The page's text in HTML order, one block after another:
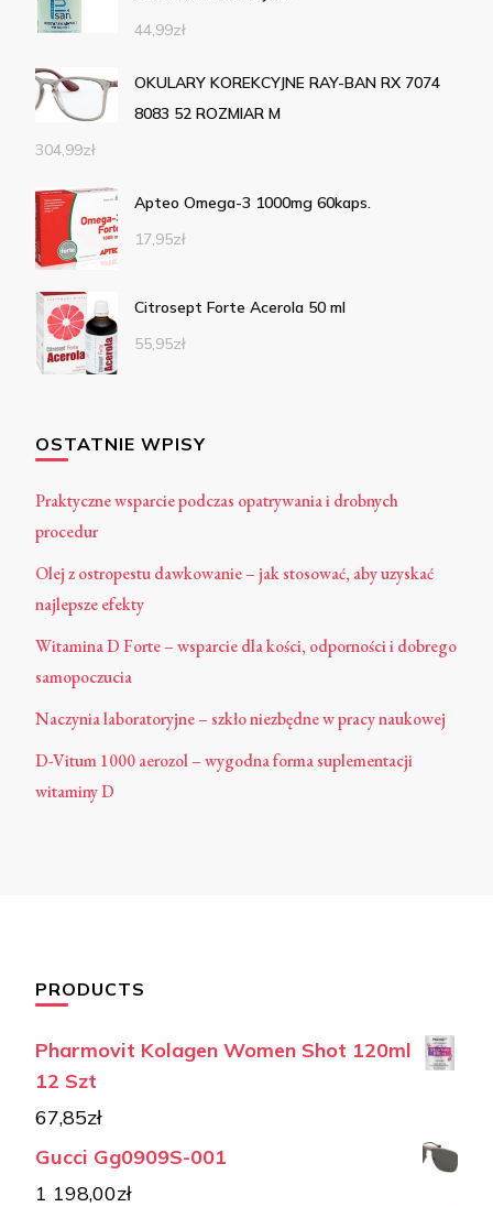
44,99zł
OKULARY KOREKCYJNE RAY-BAN RX 7074
8083 52 ROZMIAR M
304,99zł
Apteo Omega-3 1000mg 60kaps.
17,95zł
Citrosept Forte Acerola 50 ml
55,95zł
OSTATNIE WPISY
Praktyczne wsparcie podczas opatrywania i drobnych
procedur
Olej z ostropestu dawkowanie – jak stosować, aby uzyskać
najlepsze efekty
Witamina D Forte – wsparcie dla kości, odporności i dobrego
samopoczucia
Naczynia laboratoryjne – szkło niezbędne w pracy naukowej
D-Vitum 1000 aerozol – wygodna forma suplementacji
witaminy D
PRODUCTS
Pharmovit Kolagen Women Shot 120ml
12 Szt
67,85zł
Gucci Gg0909S-001
1 198,00zł